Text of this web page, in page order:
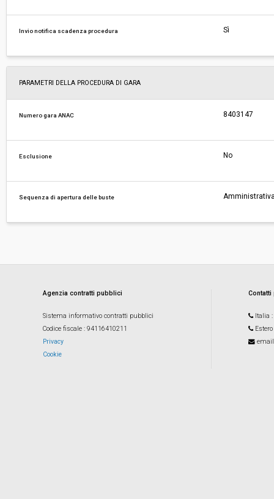
Invio notifica scadenza procedura Sì
PARAMETRI DELLA PROCEDURA DI GARA
Numero gara ANAC 8403147
Esclusione No
Sequenza di apertura delle buste
Agenzia contratti pubblici
Sistema informativo contratti pubblici
Codice fiscale : 94116410211
Privacy
Cookie
Italia
Estero
email